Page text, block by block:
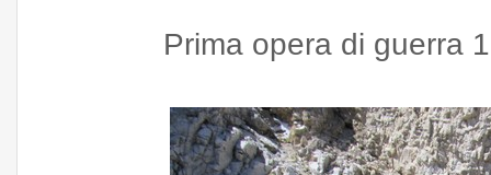
Prima opera di guerra